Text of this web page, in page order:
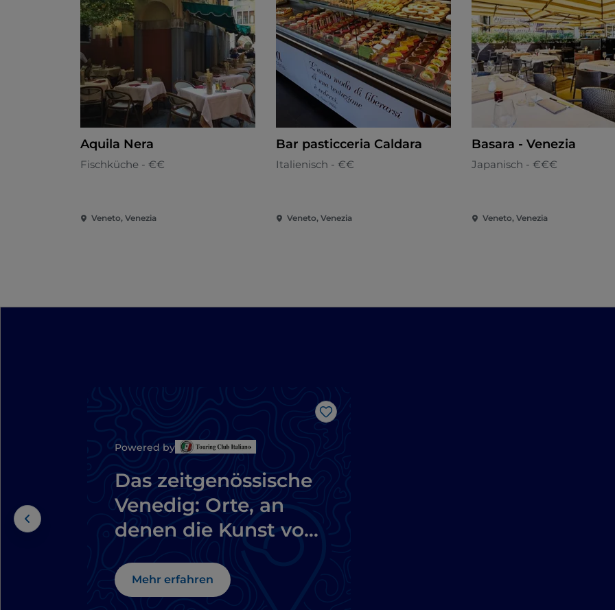
Aquila Nera
Fischküche - €€
Veneto, Venezia
Bar pasticceria Caldara
Italienisch - €€
Veneto, Venezia
Basara - Venezia
Japanisch - €€€
Veneto, Venezia
Like
Powered by
Das zeitgenössische
Venedig: Orte, an
denen die Kunst von
heute trifft
Mehr erfahren